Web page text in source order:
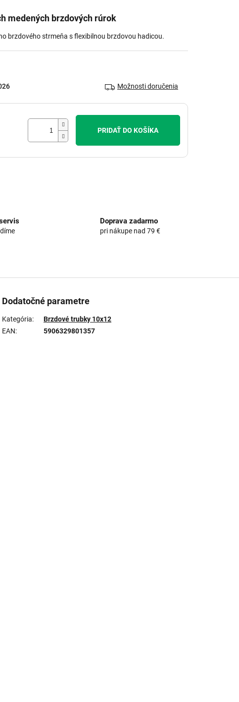
Možnosti doručenia
PRIDAŤ DO KOŠÍKA
medených brzdových rúrok
brzdového strmeňa s flexibilnou brzdovou hadicou.
Doprava zadarmo
pri nákupe nad 79 €
Dodatočné parametre
Kategória:
Brzdové trubky 10x12
EAN: 5906329801357